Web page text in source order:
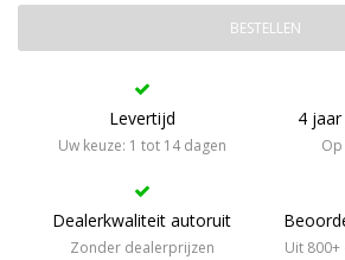
BESTELLEN
Levertijd
Uw keuze: 1 tot 14 dagen
4
Dealerkwaliteit autoruit
Zonder dealerprijzen Uit